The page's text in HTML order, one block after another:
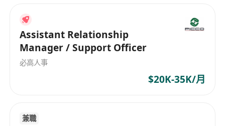
一） 成立背景：作为美捷时集团的国际业务总部，
统筹海外销售、供应链管理、品牌全球化及海外子
公司（泰国、巴西工厂）的协调。 二、集团背景
（美捷时 Majesty） 总部：中国广东中山 成立：
1988 年（广州起步，2001 年迁至中山） 主营：气
雾剂阀门、喷雾泵、乳液泵、泡沫泵、医药吸入装
Assistant Relationship
Manager / Support Officer
必高人事
$20K-35K/月
兼職